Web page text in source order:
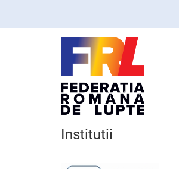
Institutii